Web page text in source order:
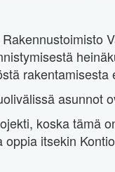
rakentamisesta
asunnot
koska tämä
itsekin